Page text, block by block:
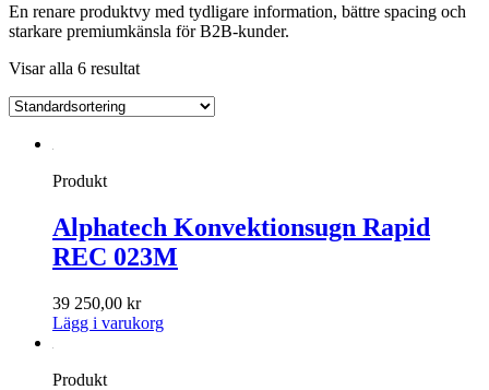
En renare produktvy med tydligare information, bättre spacing och
starkare premiumkänsla för B2B-kunder.
Visar alla 6 resultat
Produkt
Alphatech Konvektionsugn Rapid
REC 023M
39 250,00 kr
Lägg i varukorg
Produkt